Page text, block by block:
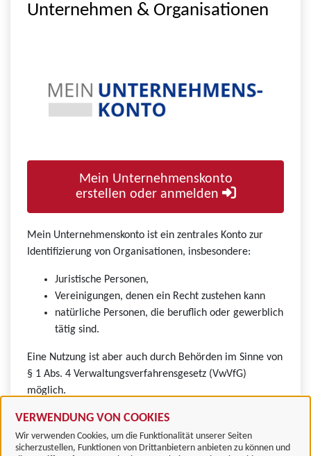
VERWENDUNG VON COOKIES
Wir verwenden Cookies, um die Funktionalität unserer Seiten
sicherzustellen, Funktionen von Drittanbietern anbieten zu können und
Unternehmen & Organisationen
Mein Unternehmenskonto
erstellen oder anmelden
Mein Unternehmenskonto ist ein zentrales Konto zur
Identifizierung von Organisationen, insbesondere:
Juristische Personen,
Vereinigungen, denen ein Recht zustehen kann
natürliche Personen, die beruflich oder gewerblich
tätig sind.
Eine Nutzung ist aber auch durch Behörden im Sinne von
§ 1 Abs. 4 Verwaltungsverfahrensgesetz (VwVfG)
möglich.